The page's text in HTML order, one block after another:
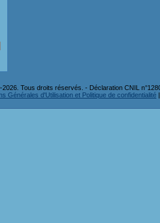
Tous droits réservés. - Déclaration CNIL
Générales d'Utilisation et Politique de confidentialité